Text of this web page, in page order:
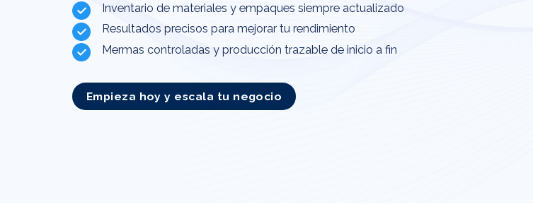
Inventario de materiales y empaques siempre actualizado
Resultados precisos para mejorar tu rendimiento
Mermas controladas y producción trazable de inicio a fin
Empieza hoy y escala tu negocio